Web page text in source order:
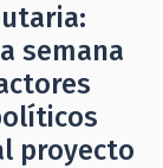
semana
proyecto